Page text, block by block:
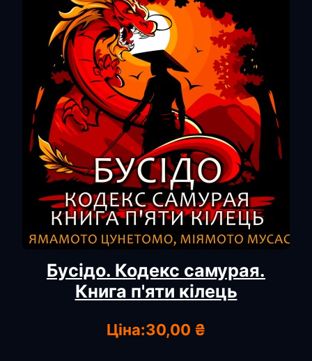
Бусідо. Кодекс самурая.
Книга п'яти кілець
Ціна:30,00 ₴